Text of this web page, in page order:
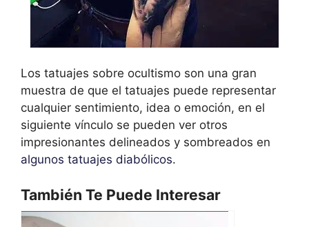
Los tatuajes sobre ocultismo son una gran
muestra de que el tatuajes puede representar
cualquier sentimiento, idea o emoción, en el
siguiente vínculo se pueden ver otros
impresionantes delineados y sombreados en
algunos tatuajes diabólicos.
También Te Puede Interesar